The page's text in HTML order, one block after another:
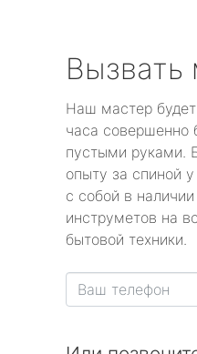
Вызвать
Наш мастер
часа совершенно
пустыми руками.
опыту за спиной
с собой в
инструметов на
бытовой техники.